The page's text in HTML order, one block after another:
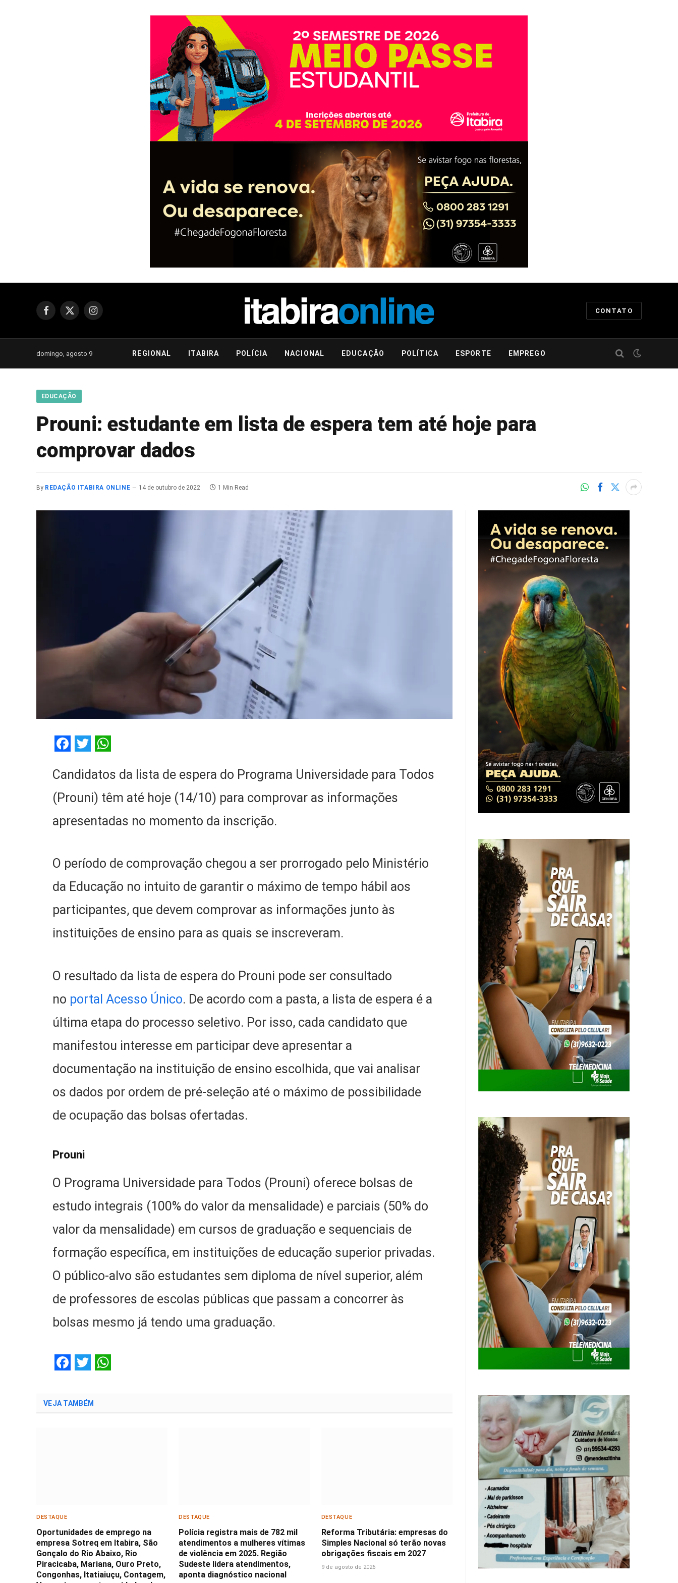
Facebook
X
Instagram
CONTATO
domingo, agosto 9 REGIONAL ITABIRA POLÍCIA NACIONAL EDUCAÇÃO POLÍTICA ESPORTE EMPREGO
EDUCAÇÃO
Prouni: estudante em lista de espera tem até hoje para
comprovar dados
By REDAÇÃO ITABIRA ONLINE 14 de outubro de 2022 1 Min Read
Candidatos da lista de espera do Programa Universidade para Todos
(Prouni) têm até hoje (14/10) para comprovar as informações
apresentadas no momento da inscrição.
O período de comprovação chegou a ser prorrogado pelo Ministério
da Educação no intuito de garantir o máximo de tempo hábil aos
participantes, que devem comprovar as informações junto às
instituições de ensino para as quais se inscreveram.
O resultado da lista de espera do Prouni pode ser consultado
no portal Acesso Único. De acordo com a pasta, a lista de espera é a
última etapa do processo seletivo. Por isso, cada candidato que
manifestou interesse em participar deve apresentar a
documentação na instituição de ensino escolhida, que vai analisar
os dados por ordem de pré-seleção até o máximo de possibilidade
de ocupação das bolsas ofertadas.
Prouni
O Programa Universidade para Todos (Prouni) oferece bolsas de
estudo integrais (100% do valor da mensalidade) e parciais (50% do
valor da mensalidade) em cursos de graduação e sequenciais de
formação específica, em instituições de educação superior privadas.
O público-alvo são estudantes sem diploma de nível superior, além
de professores de escolas públicas que passam a concorrer às
bolsas mesmo já tendo uma graduação.
VEJA TAMBÉM
DESTAQUE
Oportunidades de emprego na
empresa Sotreq em Itabira, São
Gonçalo do Rio Abaixo, Rio
Piracicaba, Mariana, Ouro Preto,
Congonhas, Itatiaiuçu, Contagem,
DESTAQUE
Polícia registra mais de 782 mil
atendimentos a mulheres vítimas
de violência em 2025. Região
Sudeste lidera atendimentos,
aponta diagnóstico nacional
DESTAQUE
Reforma Tributária: empresas do
Simples Nacional só terão novas
obrigações fiscais em 2027
9 de agosto de 2026